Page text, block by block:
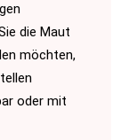
die Maut
möchten,
oder mit